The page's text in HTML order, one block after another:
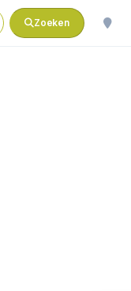
Zoeken